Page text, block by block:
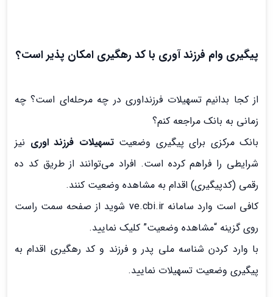
پیگیری وام فرزند آوری با کد رهگیری امکان پذیر است؟
از کجا بدانیم تسهیلات فرزنداوری در چه مرحله‌ای است؟ چه
زمانی به بانک مراجعه کنم؟
بانک مرکزی برای پیگیری وضعیتتسهیلات فرزند اوری نیز
شرایطی را فراهم کرده است. افراد می‌توانند از طریق کد ده
رقمی (کدپیگیری) اقدام به مشاهده وضعیت کنند.
کافی است وارد سامانه ve.cbi.ir شوید از صفحه سمت راست
روی گزینه “مشاهده وضعیت” کلیک نمایید.
با وارد کردن شناسه ملی پدر و فرزند و کد رهگیری اقدام به
پیگیری وضعیت تسهیلات نمایید.